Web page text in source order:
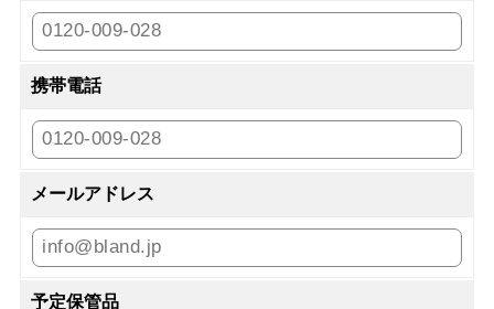
携帯電話
メールアドレス
予定保管品